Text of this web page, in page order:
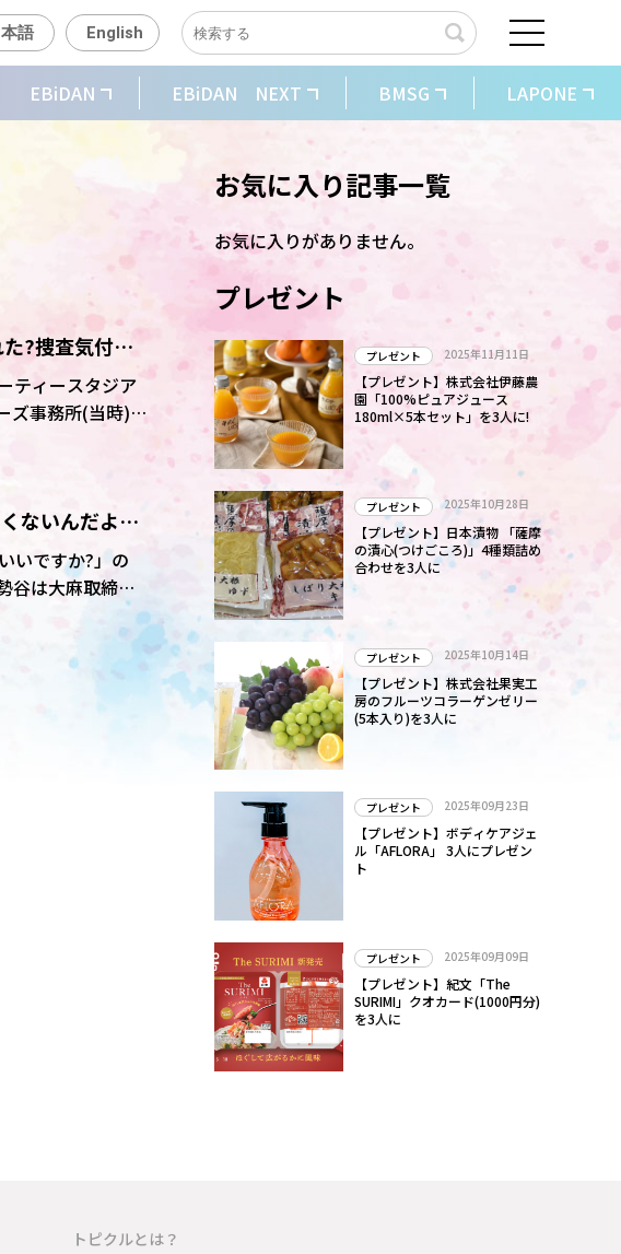
本語 English
EBiDAN EBiDAN NEXT BMSG LAPONE
?捜査気付い
ティースタジア
、執行猶予2年
いですね、正直
ないんだよ
いですか?」の
には映画「ペナ
お気に入り記事一覧
お気に入りがありません。
プレゼント
プレゼント 2025年11月11日
【プレゼント】株式会社伊藤農
園「100%ピュアジュース
180ml×5本セット」を3人に!
プレゼント 2025年10月28日
【プレゼント】日本漬物 「薩摩
の漬心(つけごころ)」4種類詰め
合わせを3人に
プレゼント 2025年10月14日
【プレゼント】株式会社果実工
房のフルーツコラーゲンゼリー
(5本入り)を3人に
プレゼント 2025年09月23日
【プレゼント】ボディケアジェ
ル「AFLORA」 3人にプレゼン
ト
プレゼント 2025年09月09日
【プレゼント】紀文「The
SURIMI」クオカード(1000円分)
を3人に
トピクルとは？